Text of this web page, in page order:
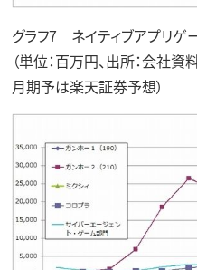
グラフ7 ネイティブアプリゲ
（単位：百万円、出所：会社
月期予は楽天証券予想）